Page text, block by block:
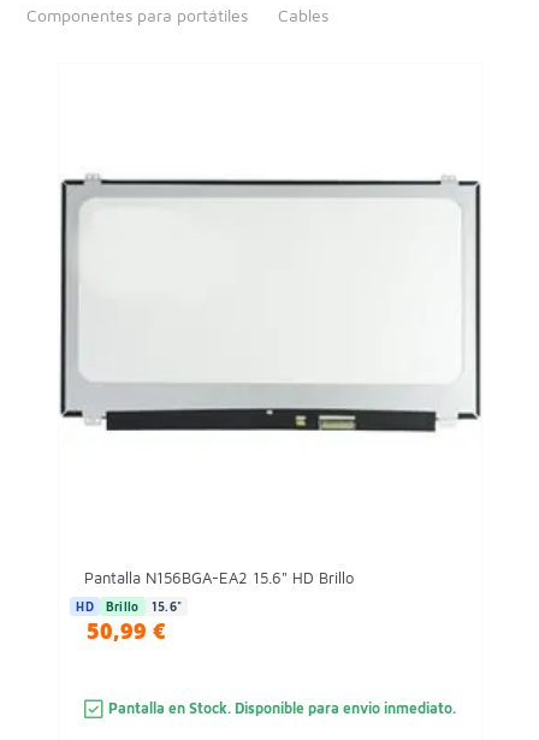
Componentes para portátiles Cables
Pantalla N156BGA-EA2 15.6" HD Brillo
HD Brillo 15.6"
50,99 €
Pantalla en Stock. Disponible para envio inmediato.